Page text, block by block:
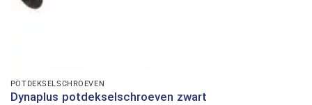
POTDEKSELSCHROEVEN
Dynaplus potdekselschroeven zwart